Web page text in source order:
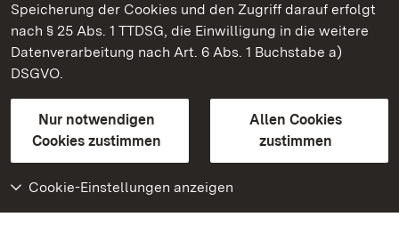
Speicherung der Cookies und den Zugriff darauf erfolgt
nach § 25 Abs. 1 TTDSG, die Einwilligung in die weitere
Datenverarbeitung nach Art. 6 Abs. 1 Buchstabe a)
DSGVO.
Nur notwendigen
Cookies zustimmen
Allen Cookies
zustimmen
Cookie-Einstellungen anzeigen
Staatliche Schlösser und Gärten Baden-Württemberg
Kontakt
GebärdenspracheLeichte Sprache
Erklärung zur Barrierefreiheit
BITV-konform (geprüfte Seiten)
Weiteres